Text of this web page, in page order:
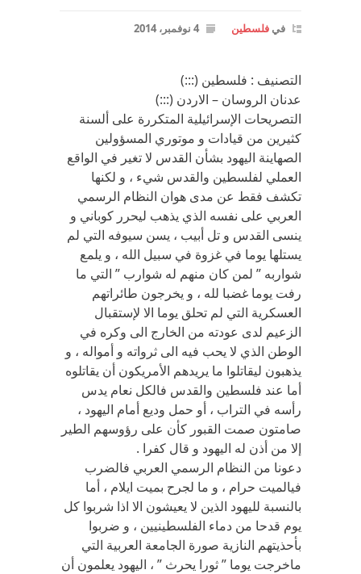
في فلسطين 4 نوفمبر، 2014
التصنيف : فلسطين (:::)
عدنان الروسان – الاردن (:::)
التصريحات الإسرائيلية المتكررة على ألسنة
كثيرين من قيادات و موتوري المسؤولين
الصهاينة اليهود بشأن القدس لا تغير في الواقع
العملي لفلسطين والقدس شيء ، و لكنها
تكشف فقط عن مدى هوان النظام الرسمي
العربي على نفسه الذي يذهب ليحرر كوباني و
ينسى القدس و تل أبيب ، يسن سيوفه التي لم
يستلها يوما في غزوة في سبيل الله ، و يلمع
شواربه ” لمن كان منهم له شوارب ” التي ما
رفت يوما غضبا لله ، و يخرجون طائراتهم
العسكرية التي لم تحلق يوما الا لإستقبال
الزعيم لدى عودته من الخارج الى وكره في
الوطن الذي لا يحب فيه الى ثرواته و أمواله ، و
يذهبون ليقاتلوا ما يريدهم الأمريكون أن يقاتلوه
أما عند فلسطين والقدس فالكل نعام يدس
رأسه في التراب ، أو حمل وديع أمام اليهود ،
صامتون صمت القبور كأن على رؤوسهم الطير
إلا من أذن له اليهود و قال كفرا .
دعونا من النظام الرسمي العربي فالضرب
فيالميت حرام ، و ما لجرح بميت ايلام ، أما
بالنسبة لليهود الذين لا يعيشون الا اذا شربوا كل
يوم قدحا من دماء الفلسطينيين ، و ضربوا
بأحذيتهم النازية صورة الجامعة العربية التي
ماخرجت يوما ” ثورا يحرث ” ، اليهود يعلمون أن